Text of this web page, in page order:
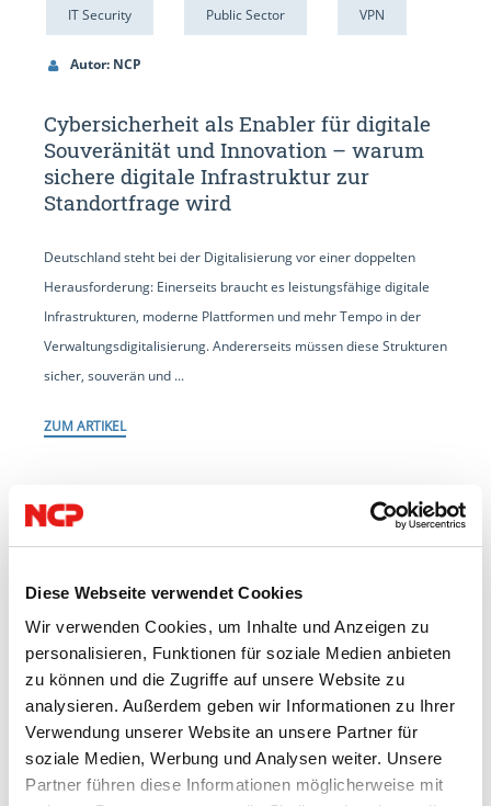
Diese Webseite verwendet Cookies
Wir verwenden Cookies, um Inhalte und Anzeigen zu
personalisieren, Funktionen für soziale Medien anbieten
zu können und die Zugriffe auf unsere Website zu
analysieren. Außerdem geben wir Informationen zu Ihrer
Verwendung unserer Website an unsere Partner für
soziale Medien, Werbung und Analysen weiter. Unsere
Partner führen diese Informationen möglicherweise mit
IT Security Public Sector VPN
Autor: NCP
Cybersicherheit als Enabler für digitale
Souveränität und Innovation – warum
sichere digitale Infrastruktur zur
Standortfrage wird
Deutschland steht bei der Digitalisierung vor einer doppelten
Herausforderung: Einerseits braucht es leistungsfähige digitale
Infrastrukturen, moderne Plattformen und mehr Tempo in der
Verwaltungsdigitalisierung. Andererseits müssen diese Strukturen
sicher, souverän und ...
ZUM ARTIKEL